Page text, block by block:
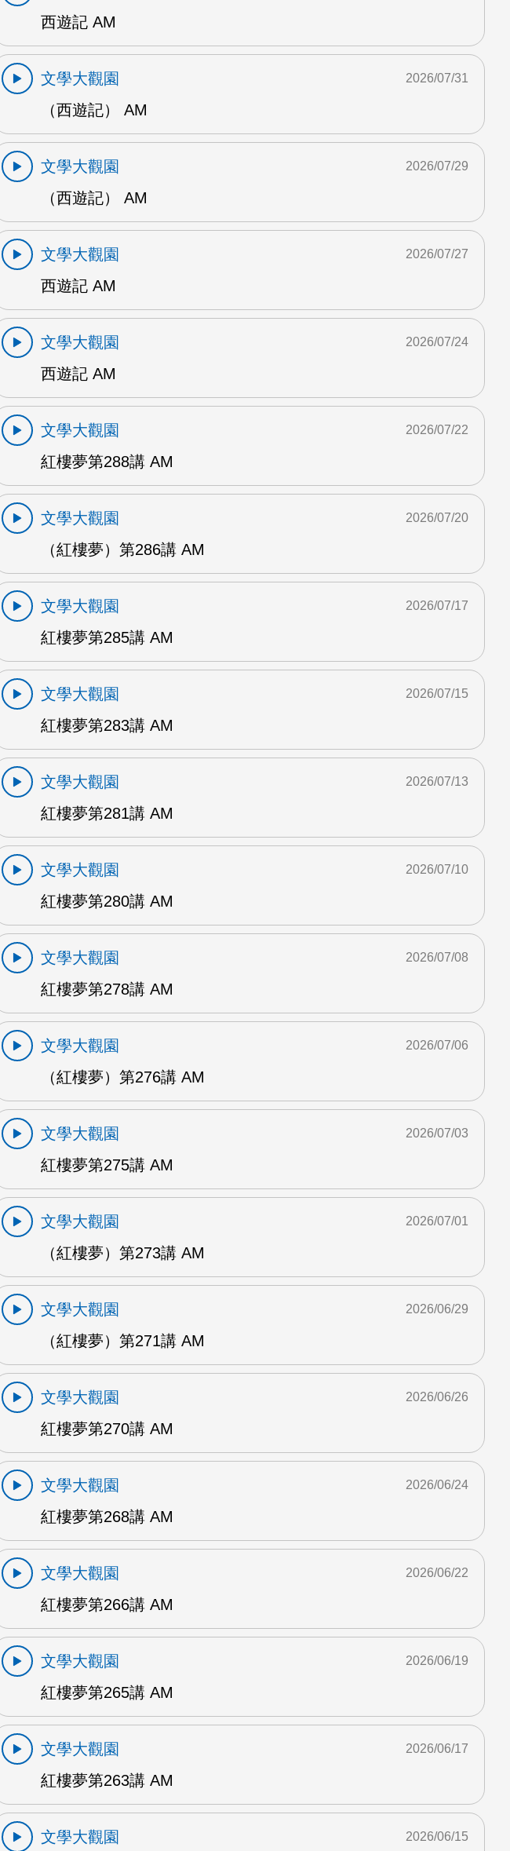
西遊記 AM
文學大觀園
（西遊記） AM
2026/07/31
文學大觀園
（西遊記） AM
2026/07/29
文學大觀園
西遊記 AM
2026/07/27
文學大觀園
西遊記 AM
2026/07/24
文學大觀園
紅樓夢第288講 AM
2026/07/22
文學大觀園
（紅樓夢）第286講 AM
2026/07/20
文學大觀園
紅樓夢第285講 AM
2026/07/17
文學大觀園
紅樓夢第283講 AM
2026/07/15
文學大觀園
紅樓夢第281講 AM
2026/07/13
文學大觀園
紅樓夢第280講 AM
2026/07/10
文學大觀園
紅樓夢第278講 AM
2026/07/08
文學大觀園
（紅樓夢）第276講 AM
2026/07/06
文學大觀園
紅樓夢第275講 AM
2026/07/03
文學大觀園
（紅樓夢）第273講 AM
2026/07/01
文學大觀園
（紅樓夢）第271講 AM
2026/06/29
文學大觀園
紅樓夢第270講 AM
2026/06/26
文學大觀園
紅樓夢第268講 AM
2026/06/24
文學大觀園
紅樓夢第266講 AM
2026/06/22
文學大觀園
紅樓夢第265講 AM
2026/06/19
文學大觀園
紅樓夢第263講 AM
2026/06/17
文學大觀園 2026/06/15